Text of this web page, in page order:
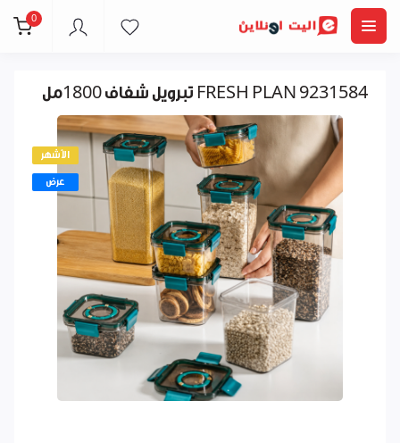
0
تبرويل شفاف 1800مل FRESH PLAN 9231584
الأشهر
عرض